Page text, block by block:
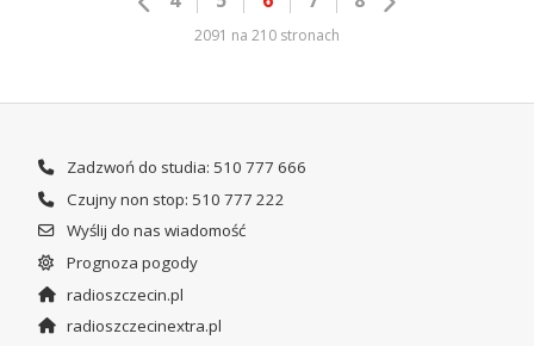
2091 na 210 stronach
Zadzwoń do studia: 510 777 666
Czujny non stop: 510 777 222
Wyślij do nas wiadomość
Prognoza pogody
radioszczecin.pl
radioszczecinextra.pl